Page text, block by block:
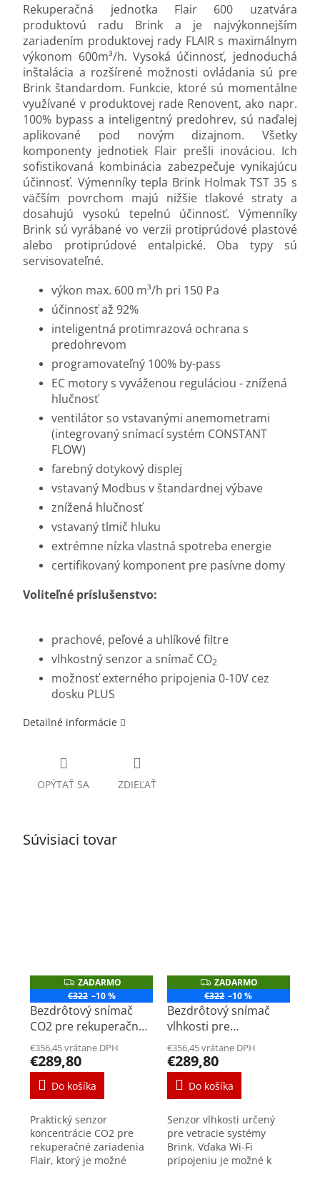
Rekuperačná jednotka Flair 600 uzatvára
produktovú radu Brink a je najvýkonnejším
zariadením produktovej rady FLAIR s maximálnym
výkonom 600m³/h. Vysoká účinnosť, jednoduchá
inštalácia a rozšírené možnosti ovládania sú pre
Brink štandardom. Funkcie, ktoré sú momentálne
využívané v produktovej rade Renovent, ako napr.
100% bypass a inteligentný predohrev, sú naďalej
aplikované pod novým dizajnom. Všetky
komponenty jednotiek Flair prešli inováciou. Ich
sofistikovaná kombinácia zabezpečuje vynikajúcu
účinnosť. Výmenníky tepla Brink Holmak TST 35 s
väčším povrchom majú nižšie tlakové straty a
dosahujú vysokú tepelnú účinnosť. Výmenníky
Brink sú vyrábané vo verzii protiprúdové plastové
alebo protiprúdové entalpické. Oba typy sú
servisovateľné.
výkon max. 600 m³/h pri 150 Pa
účinnosť až 92%
inteligentná protimrazová ochrana s
predohrevom
programovateľný 100% by-pass
EC motory s vyváženou reguláciou - znížená
hlučnosť
ventilátor so vstavanými anemometrami
(integrovaný snímací systém CONSTANT
FLOW)
farebný dotykový displej
vstavaný Modbus v štandardnej výbave
znížená hlučnosť
vstavaný tlmič hluku
extrémne nízka vlastná spotreba energie
certifikovaný komponent pre pasívne domy
Voliteľné príslušenstvo:
prachové, peľové a uhlíkové filtre
vlhkostný senzor a snímač CO2
možnosť externého pripojenia 0-10V cez
dosku PLUS
Detailné informácie
OPÝTAŤ SA ZDIEĽAŤ
Súvisiaci tovar
Z
A
D
A
R
M
O
ZADARMO
€322 –10 %
Bezdrôtový snímač
CO2 pre rekuperačné
jednotky Flair
€356,45 vrátane DPH
€289,80
Do košíka
Praktický senzor
koncentrácie CO2 pre
rekuperačné zariadenia
Flair, ktorý je možné
Z
A
D
A
R
M
O
ZADARMO
€322 –10 %
Bezdrôtový snímač
vlhkosti pre
rekuperačné jednotky
Flair
€356,45 vrátane DPH
€289,80
Do košíka
Senzor vlhkosti určený
pre vetracie systémy
Brink. Vďaka Wi-Fi
pripojeniu je možné k